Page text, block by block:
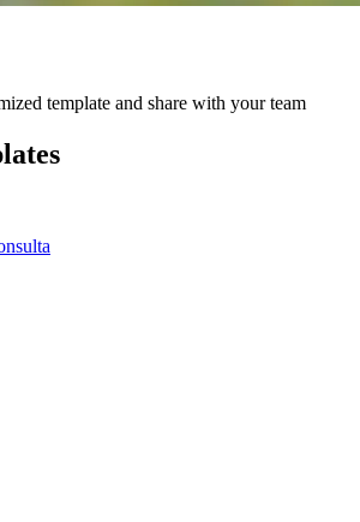
template and share with your team